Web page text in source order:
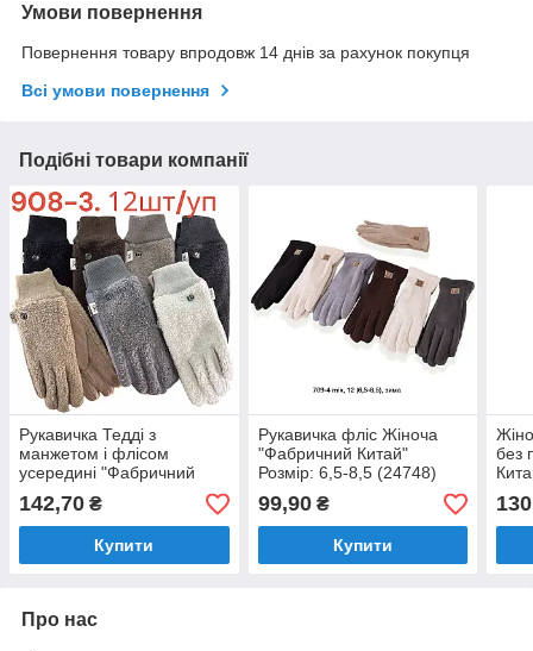
Умови повернення
Повернення товару впродовж 14 днів за рахунок покупця
Всі умови повернення
Подібні товари компанії
Рукавичка Тедді з
манжетом і флісом
усередині "Фабричний
Китай" Розмір: 6,5-8,5
(24775)
142,70 ₴
Купити
Рукавичка фліс Жіноча
"Фабричний Китай"
Розмір: 6,5-8,5 (24748)
99,90₴
Купити
без
Про нас